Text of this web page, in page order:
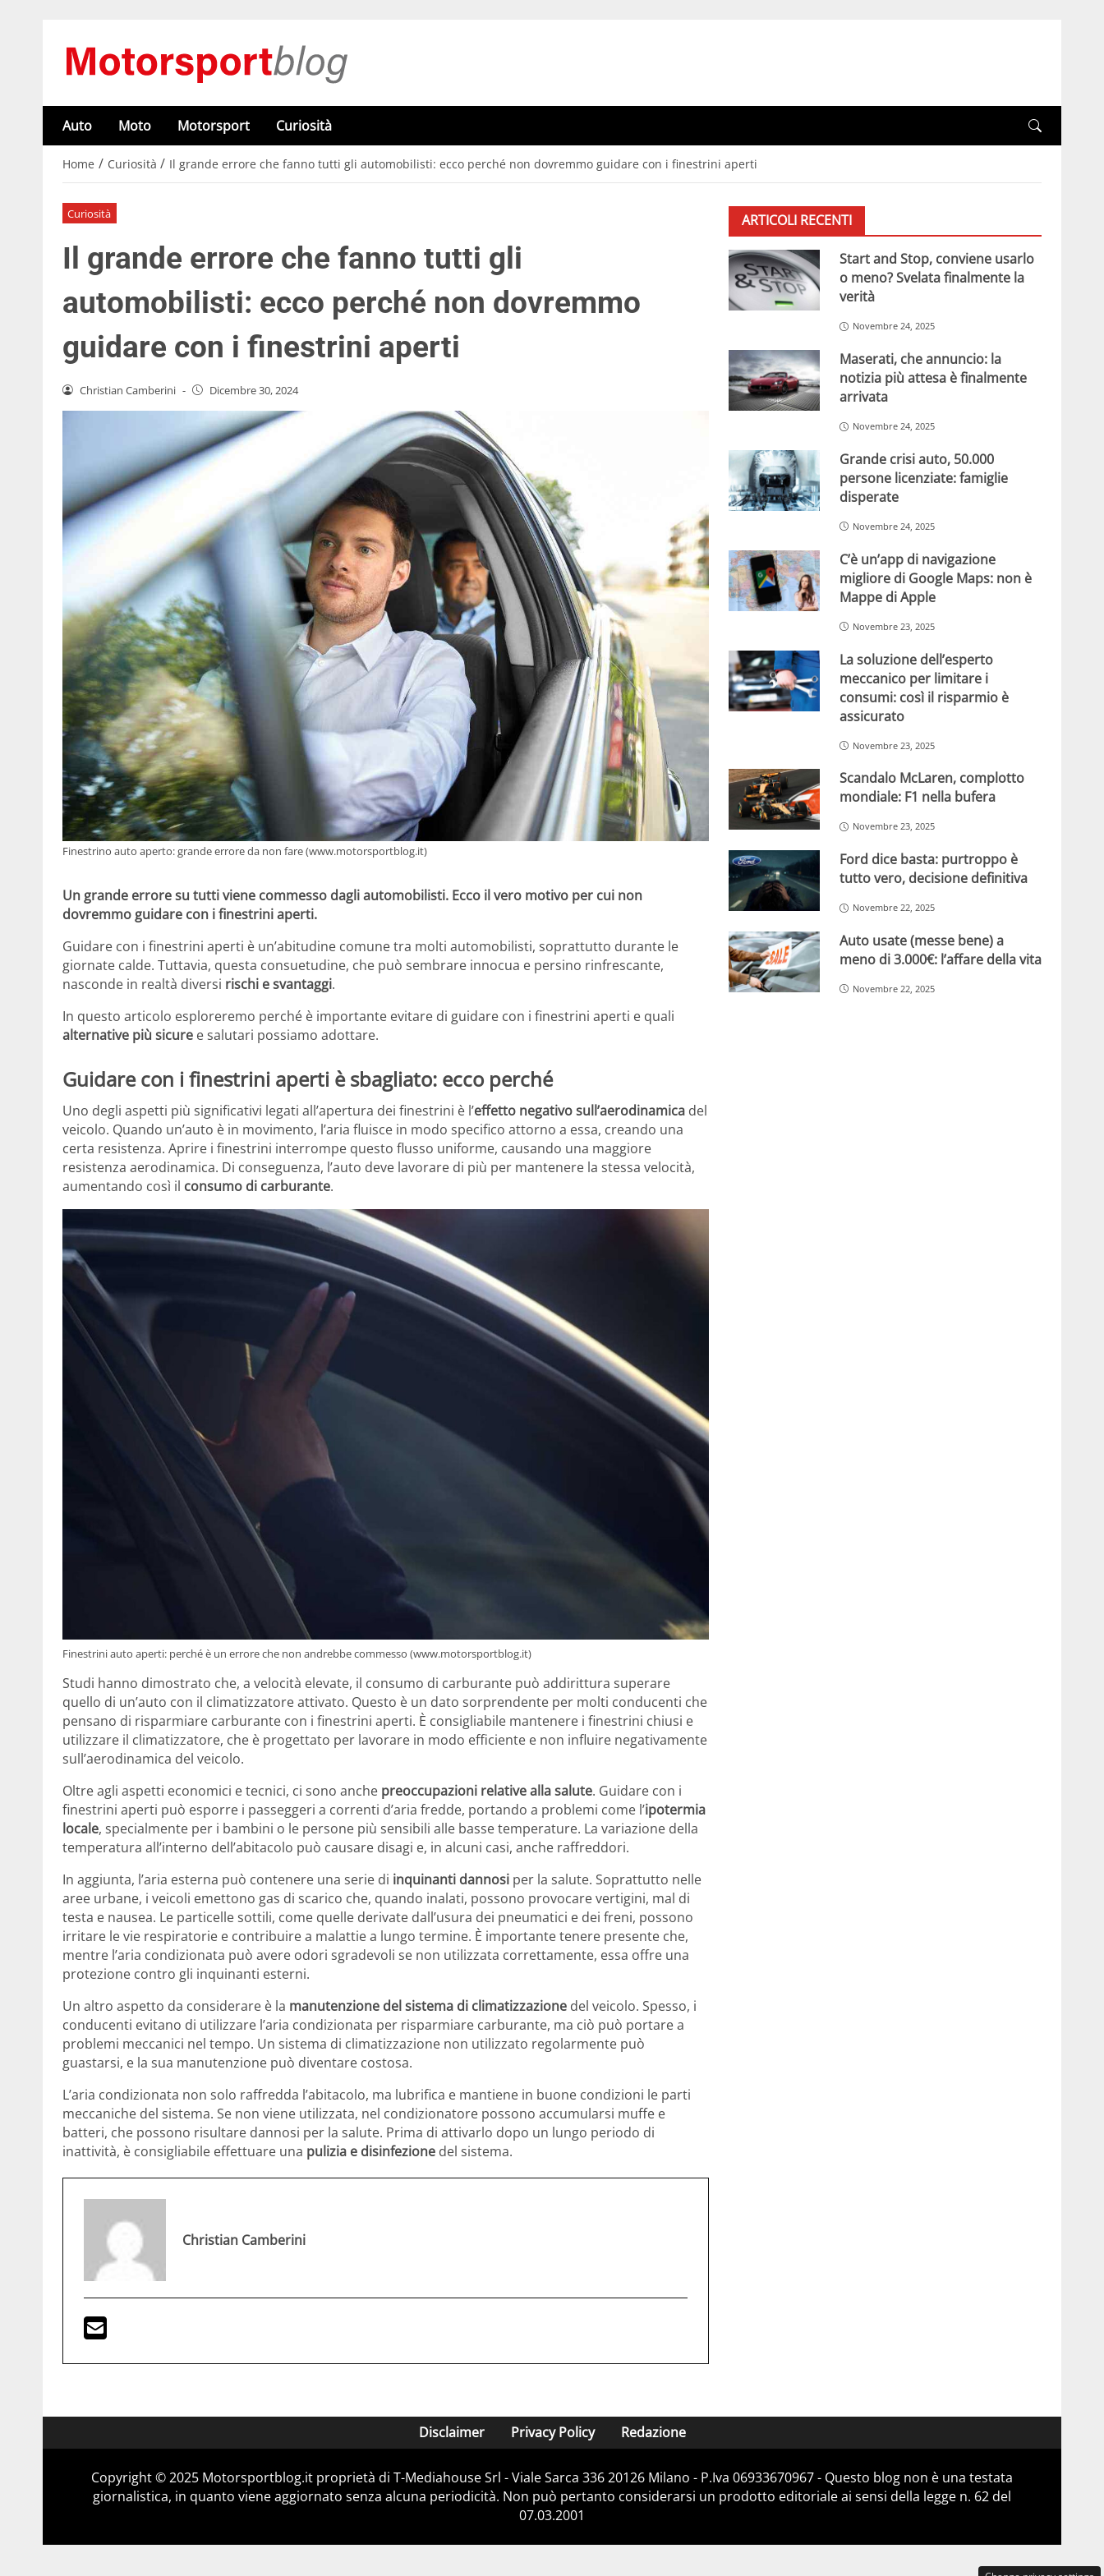
Auto Moto Motorsport Curiosità
Home / Curiosità / Il grande errore che fanno tutti gli automobilisti: ecco perché non dovremmo guidare con i finestrini aperti
Curiosità
Il grande errore che fanno tutti gli
automobilisti: ecco perché non dovremmo
guidare con i finestrini aperti
Christian Camberini - Dicembre 30, 2024
Finestrino auto aperto: grande errore da non fare (www.motorsportblog.it)
Un grande errore su tutti viene commesso dagli automobilisti. Ecco il vero motivo per cui non
dovremmo guidare con i finestrini aperti.
Guidare con i finestrini aperti è un’abitudine comune tra molti automobilisti, soprattutto durante le
giornate calde. Tuttavia, questa consuetudine, che può sembrare innocua e persino rinfrescante,
nasconde in realtà diversi rischi e svantaggi.
In questo articolo esploreremo perché è importante evitare di guidare con i finestrini aperti e quali
alternative più sicure e salutari possiamo adottare.
Guidare con i finestrini aperti è sbagliato: ecco perché
Uno degli aspetti più significativi legati all’apertura dei finestrini è l’effetto negativo sull’aerodinamica del
veicolo. Quando un’auto è in movimento, l’aria fluisce in modo specifico attorno a essa, creando una
certa resistenza. Aprire i finestrini interrompe questo flusso uniforme, causando una maggiore
resistenza aerodinamica. Di conseguenza, l’auto deve lavorare di più per mantenere la stessa velocità,
aumentando così il consumo di carburante.
Finestrini auto aperti: perché è un errore che non andrebbe commesso (www.motorsportblog.it)
Studi hanno dimostrato che, a velocità elevate, il consumo di carburante può addirittura superare
quello di un’auto con il climatizzatore attivato. Questo è un dato sorprendente per molti conducenti che
pensano di risparmiare carburante con i finestrini aperti. È consigliabile mantenere i finestrini chiusi e
utilizzare il climatizzatore, che è progettato per lavorare in modo efficiente e non influire negativamente
sull’aerodinamica del veicolo.
Oltre agli aspetti economici e tecnici, ci sono anche preoccupazioni relative alla salute. Guidare con i
finestrini aperti può esporre i passeggeri a correnti d’aria fredde, portando a problemi come l’ipotermia
locale, specialmente per i bambini o le persone più sensibili alle basse temperature. La variazione della
temperatura all’interno dell’abitacolo può causare disagi e, in alcuni casi, anche raffreddori.
In aggiunta, l’aria esterna può contenere una serie di inquinanti dannosi per la salute. Soprattutto nelle
aree urbane, i veicoli emettono gas di scarico che, quando inalati, possono provocare vertigini, mal di
testa e nausea. Le particelle sottili, come quelle derivate dall’usura dei pneumatici e dei freni, possono
irritare le vie respiratorie e contribuire a malattie a lungo termine. È importante tenere presente che,
mentre l’aria condizionata può avere odori sgradevoli se non utilizzata correttamente, essa offre una
protezione contro gli inquinanti esterni.
Un altro aspetto da considerare è la manutenzione del sistema di climatizzazione del veicolo. Spesso, i
conducenti evitano di utilizzare l’aria condizionata per risparmiare carburante, ma ciò può portare a
problemi meccanici nel tempo. Un sistema di climatizzazione non utilizzato regolarmente può
guastarsi, e la sua manutenzione può diventare costosa.
L’aria condizionata non solo raffredda l’abitacolo, ma lubrifica e mantiene in buone condizioni le parti
meccaniche del sistema. Se non viene utilizzata, nel condizionatore possono accumularsi muffe e
batteri, che possono risultare dannosi per la salute. Prima di attivarlo dopo un lungo periodo di
inattività, è consigliabile effettuare una pulizia e disinfezione del sistema.
Christian Camberini
ARTICOLI RECENTI
Start and Stop, conviene usarlo
o meno? Svelata finalmente la
verità
Novembre 24, 2025
Maserati, che annuncio: la
notizia più attesa è finalmente
arrivata
Novembre 24, 2025
Grande crisi auto, 50.000
persone licenziate: famiglie
disperate
Novembre 24, 2025
C’è un’app di navigazione
migliore di Google Maps: non è
Mappe di Apple
Novembre 23, 2025
La soluzione dell’esperto
meccanico per limitare i
consumi: così il risparmio è
assicurato
Novembre 23, 2025
Scandalo McLaren, complotto
mondiale: F1 nella bufera
Novembre 23, 2025
Ford dice basta: purtroppo è
tutto vero, decisione definitiva
Novembre 22, 2025
Auto usate (messe bene) a
meno di 3.000€: l’affare della vita
Novembre 22, 2025
Disclaimer Privacy Policy Redazione
Copyright © 2025 Motorsportblog.it proprietà di T-Mediahouse Srl - Viale Sarca 336 20126 Milano - P.Iva 06933670967 - Questo blog non è una testata
giornalistica, in quanto viene aggiornato senza alcuna periodicità. Non può pertanto considerarsi un prodotto editoriale ai sensi della legge n. 62 del
07.03.2001